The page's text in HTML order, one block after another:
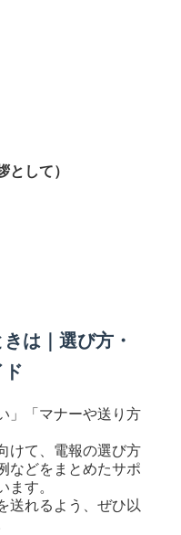
して）
は｜選び方・
」「マナーや送り方
けて、電報の選び方
などをまとめたサポ
す。
送れるよう、ぜひ以